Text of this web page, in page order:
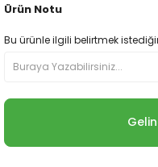
Ürün Notu
Bu ürünle ilgili belirtmek